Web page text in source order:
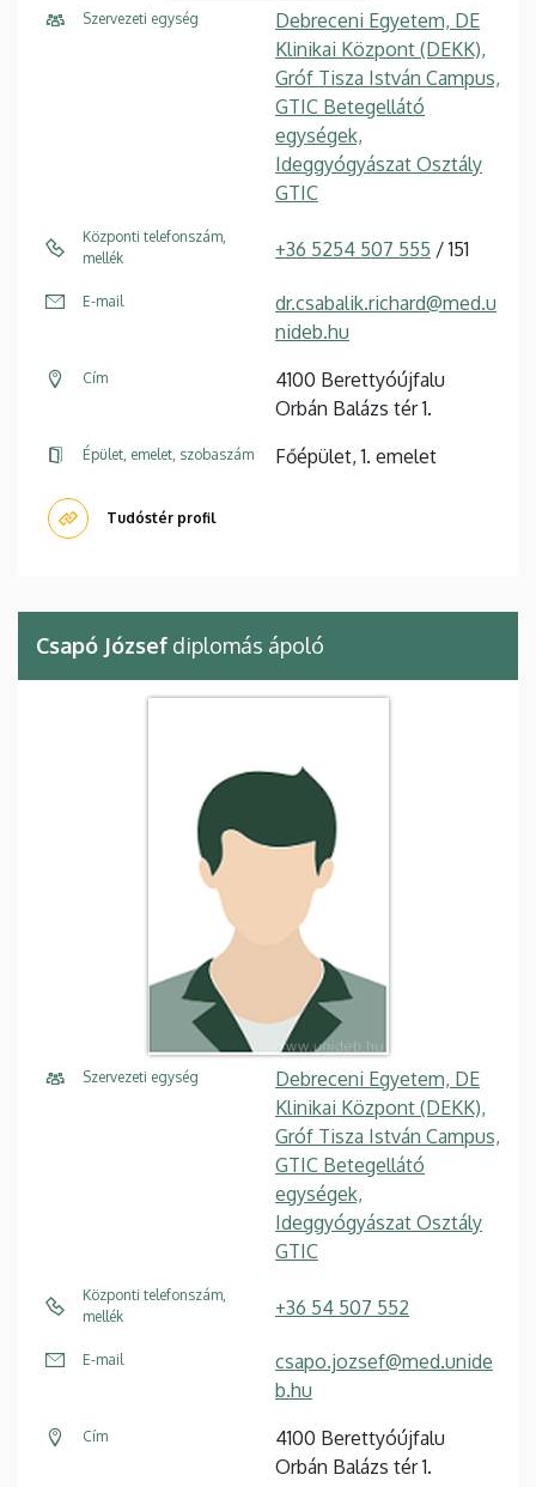
Szervezeti egység
Debreceni Egyetem, DE
Klinikai Központ (DEKK),
Gróf Tisza István Campus,
GTIC Betegellátó
egységek,
Ideggyógyászat Osztály
GTIC
Központi telefonszám,
mellék
+36 5254 507 555 / 151
E-mail
dr.csabalik.richard@med.u
nideb.hu
Cím
4100 Berettyóújfalu
Orbán Balázs tér 1.
Épület, emelet, szobaszám Főépület, 1. emelet
Tudóstér profil
Csapó József diplomás ápoló
Szervezeti egység
Debreceni Egyetem, DE
Klinikai Központ (DEKK),
Gróf Tisza István Campus,
GTIC Betegellátó
egységek,
Ideggyógyászat Osztály
GTIC
Központi telefonszám,
mellék
+36 54 507 552
E-mail
csapo.jozsef@med.unide
b.hu
Cím
4100 Berettyóújfalu
Orbán Balázs tér 1.